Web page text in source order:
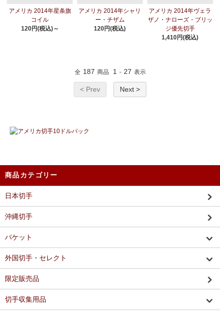
アメリカ 2014年星条旗
コイル
120円(税込)～
アメリカ 2014年シャリ
ー・チザム
120円(税込)
アメリカ 2014年ヴェラ
ザノ・ナローズ・ブリッ
ジ優先切手
1,410円(税込)
全 187 商品 1 - 27 表示
< Prev Next >
商品カテゴリー
日本切手
沖縄切手
パケット
外国切手・セレクト
限定販売品
切手収集用品